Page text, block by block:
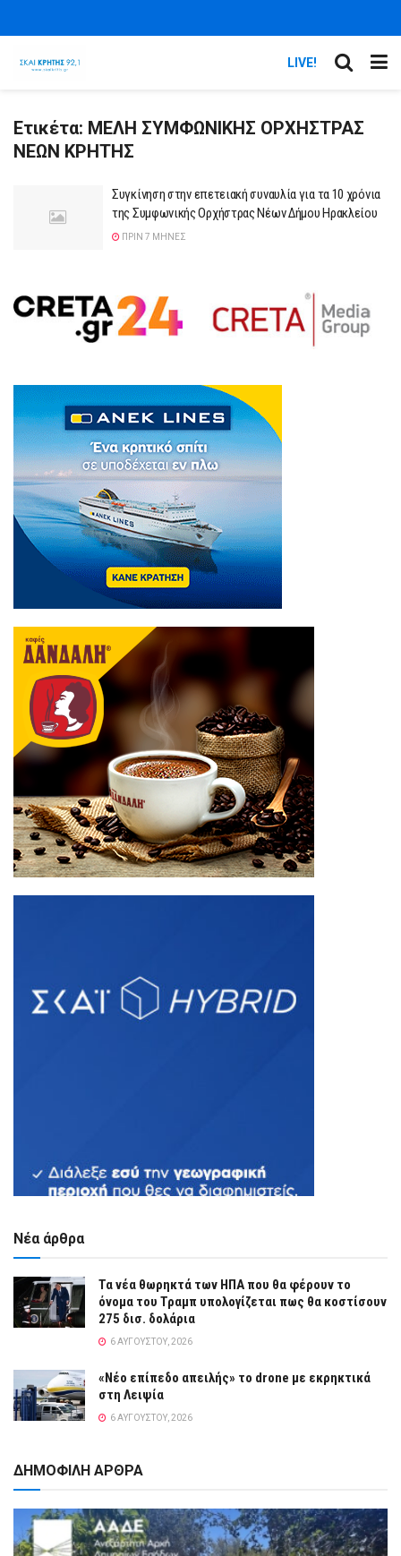
LIVE!
Ετικέτα: ΜΕΛΗ ΣΥΜΦΩΝΙΚΗΣ ΟΡΧΗΣΤΡΑΣ
ΝΕΩΝ ΚΡΗΤΗΣ
Συγκίνηση στην επετειακή συναυλία για τα 10 χρόνια
της Συμφωνικής Ορχήστρας Νέων Δήμου Ηρακλείου
ΠΡΙΝ 7 ΜΉΝΕΣ
Νέα άρθρα
Τα νέα θωρηκτά των ΗΠΑ που θα φέρουν το
όνομα του Τραμπ υπολογίζεται πως θα κοστίσουν
275 δισ. δολάρια
6 ΑΥΓΟΎΣΤΟΥ, 2026
«Νέο επίπεδο απειλής» το drone με εκρηκτικά
στη Λειψία
6 ΑΥΓΟΎΣΤΟΥ, 2026
ΔΗΜΟΦΙΛΗ ΑΡΘΡΑ